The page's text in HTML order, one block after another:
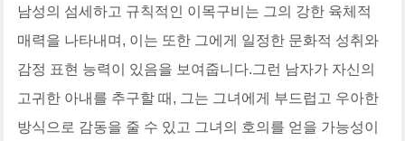
남성의 섬세하고 규칙적인 이목구비는 그의 강한 육체적
매력을 나타내며, 이는 또한 그에게 일정한 문화적 성취와
감정 표현 능력이 있음을 보여줍니다.그런 남자가 자신의
고귀한 아내를 추구할 때, 그는 그녀에게 부드럽고 우아한
방식으로 감동을 줄 수 있고 그녀의 호의를 얻을 가능성이